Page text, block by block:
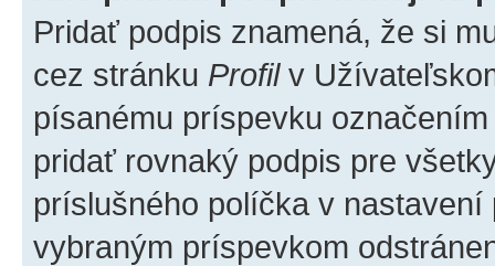
Pridať podpis znamená, že si
cez stránku Profilv
písanému príspevku
pridať rovnaký podpis pre
príslušného políčka v
vybraným príspevkom